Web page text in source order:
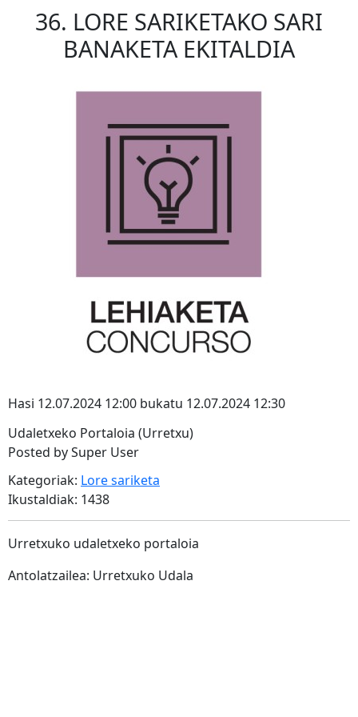
36. LORE SARIKETAKO SARI
BANAKETA EKITALDIA
Hasi 12.07.2024 12:00 bukatu 12.07.2024 12:30
Udaletxeko Portaloia (Urretxu)
Posted by Super User
Kategoriak: Lore sariketa
Ikustaldiak: 1438
Urretxuko udaletxeko portaloia
Antolatzailea: Urretxuko Udala